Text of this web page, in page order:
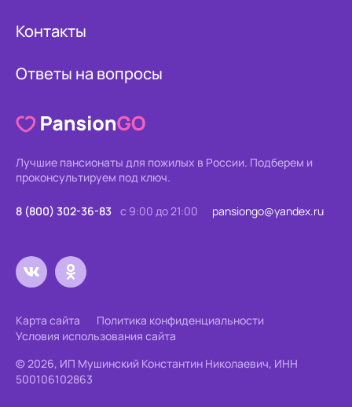
Контакты
Ответы на вопросы
Лучшие пансионаты для пожилых в России. Подберем и
проконсультируем под ключ.
8 (800) 302-36-83 с 9:00 до 21:00 pansiongo@yandex.ru
Карта сайта
Политика конфиденциальности
Условия использования сайта
© 2026, ИП Мушинский Константин Николаевич, ИНН
500106102863